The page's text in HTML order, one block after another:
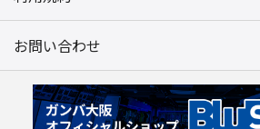
お問い合わせ